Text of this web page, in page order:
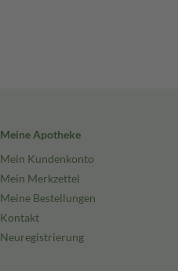
Meine Apotheke
Mein Kundenkonto
Mein Merkzettel
Meine Bestellungen
Kontakt
Neuregistrierung